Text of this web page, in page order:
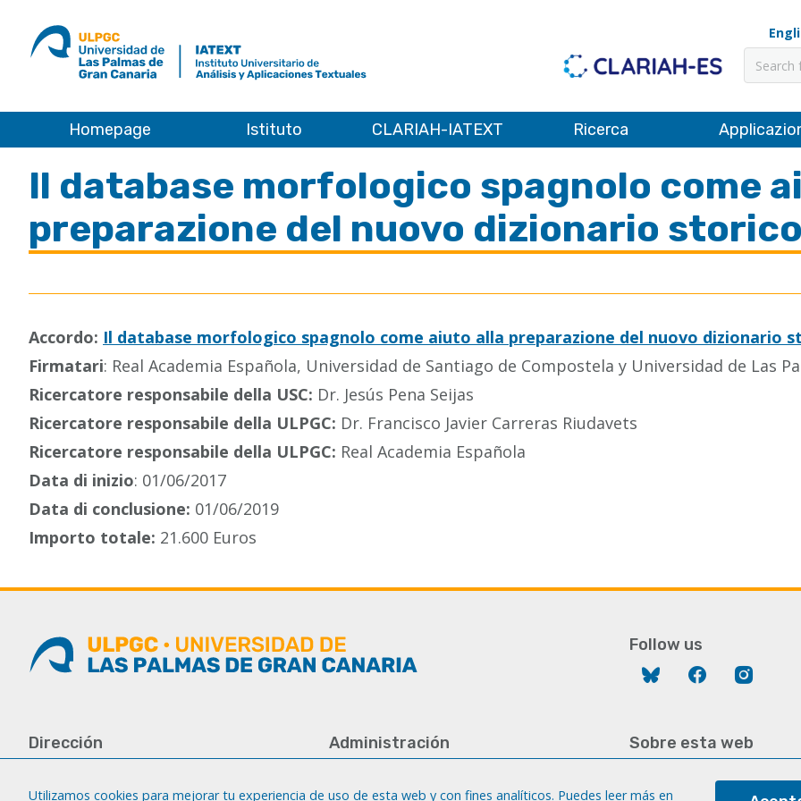
ULPGC
al
inicio
IATEXT
Cerca
Homepage Istituto CLARIAH-IATEXT Ricerca
Il database morfologico spagnolo come
preparazione del nuovo dizionario
Accordo: Il database morfologico spagnolo come aiuto alla preparazione del nuovo dizionario
Firmatari: Real Academia Española, Universidad de Santiago de Compostela y Universidad de Las
Ricercatore responsabile della USC: Dr. Jesús Pena Seijas
Ricercatore responsabile della ULPGC: Dr. Francisco Javier Carreras Riudavets
Ricercatore responsabile della ULPGC: Real Academia Española
Data di inizio: 01/06/2017
Data di conclusione: 01/06/2019
Importo totale: 21.600 Euros
Follow us
Bluesky Facebook
Dirección
Canaria
Administración
Fax: +34 928 451 701
Sobre esta web
Utilizamos cookies para mejorar tu experiencia de uso de esta web y con fines analíticos. Puedes leer más en